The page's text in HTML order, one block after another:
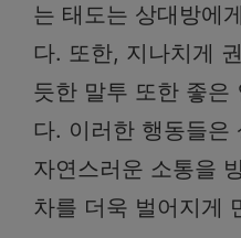
는 태도는 상대방에
다. 또한, 지나치게
듯한 말투 또한 좋은
다. 이러한 행동들은
자연스러운 소통을
차를 더욱 벌어지게